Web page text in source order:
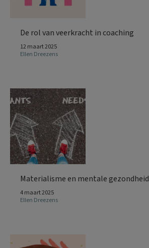
De rol van veerkracht in coaching
12 maart 2025
Ellen Dreezens
Materialisme en mentale gezondheid
4 maart 2025
Ellen Dreezens